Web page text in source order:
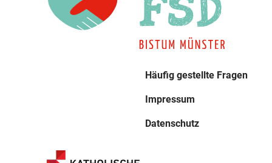
Häufig gestellte Fragen
Impressum
Datenschutz